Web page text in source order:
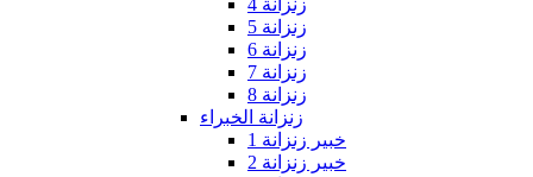
زنزانة 4
زنزانة 5
زنزانة 6
زنزانة 7
زنزانة 8
زنزانة الخبراء
خبير زنزانة 1
خبير زنزانة 2